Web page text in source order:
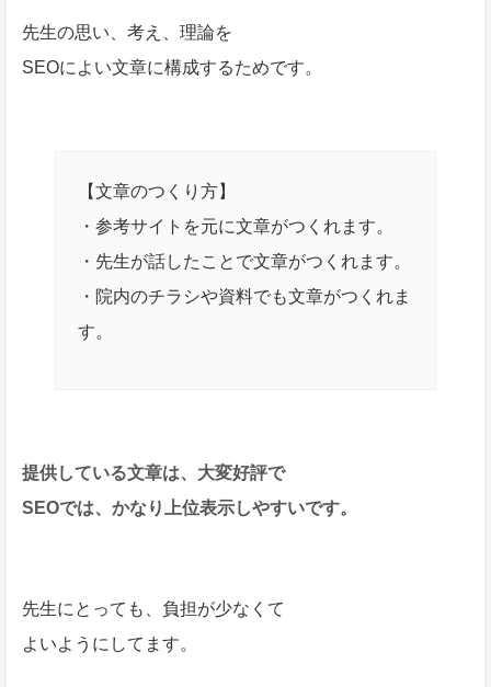
先生の思い、考え、理論を
SEOによい文章に構成するためです。
【文章のつくり方】
・参考サイトを元に文章がつくれます。
・先生が話したことで文章がつくれます。
・院内のチラシや資料でも文章がつくれま
す。
提供している文章は、大変好評で
SEOでは、かなり上位表示しやすいです。
先生にとっても、負担が少なくて
よいようにしてます。